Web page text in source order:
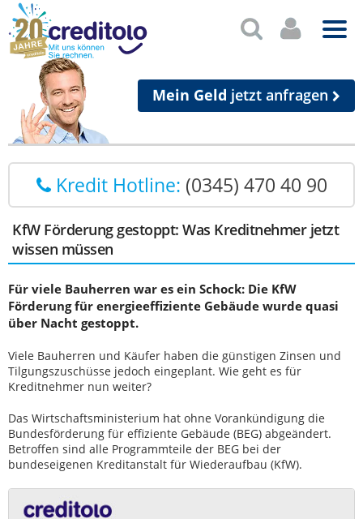
Mein Geld jetzt anfragen
Kredit Hotline: (0345) 470 40 90
KfW Förderung gestoppt: Was Kreditnehmer jetzt
wissen müssen
Für viele Bauherren war es ein Schock: Die KfW
Förderung für energieeffiziente Gebäude wurde quasi
über Nacht gestoppt.
Viele Bauherren und Käufer haben die günstigen Zinsen und
Tilgungszuschüsse jedoch eingeplant. Wie geht es für
Kreditnehmer nun weiter?
Das Wirtschaftsministerium hat ohne Vorankündigung die
Bundesförderung für effiziente Gebäude (BEG) abgeändert.
Betroffen sind alle Programmteile der BEG bei der
bundeseigenen Kreditanstalt für Wiederaufbau (KfW).